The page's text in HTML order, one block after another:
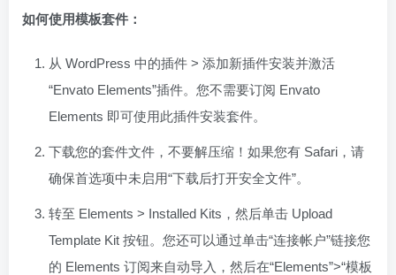
如何使用模板套件：
从 WordPress 中的插件 > 添加新插件安装并激活
“Envato Elements”插件。您不需要订阅 Envato
Elements 即可使用此插件安装套件。
下载您的套件文件，不要解压缩！如果您有 Safari，请
确保首选项中未启用“下载后打开安全文件”。
转至 Elements > Installed Kits，然后单击 Upload
Template Kit 按钮。您还可以通过单击“连接帐户”链接您
的 Elements 订阅来自动导入，然后在“Elements”>“模板